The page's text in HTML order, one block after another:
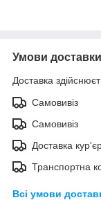
Умови доставки
Доставка
Самовивіз
Самовивіз
Доставка
Транспортна
Всі умови